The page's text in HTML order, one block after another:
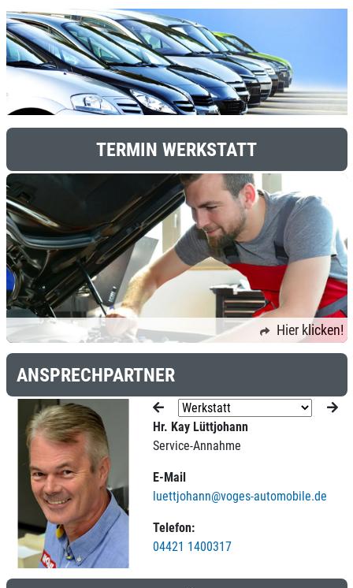
TERMIN WERKSTATT
Hier klicken!
ANSPRECHPARTNER
Hr. Kay Lüttjohann
Service-Annahme
E-Mail
luettjohann@voges-automobile.de
Telefon:
04421 1400317